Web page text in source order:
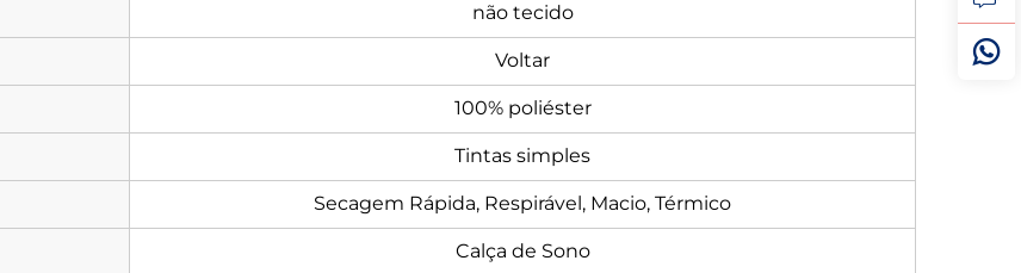
não tecido
Voltar
100% poliéster
Tintas simples
Secagem Rápida, Respirável, Macio, Térmico
Calça de Sono